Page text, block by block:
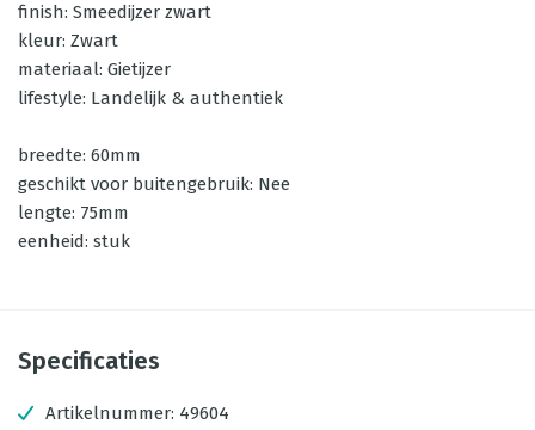
finish: Smeedijzer zwart
kleur: Zwart
materiaal: Gietijzer
lifestyle: Landelijk & authentiek
breedte: 60mm
geschikt voor buitengebruik: Nee
lengte: 75mm
eenheid: stuk
Specificaties
Artikelnummer: 49604